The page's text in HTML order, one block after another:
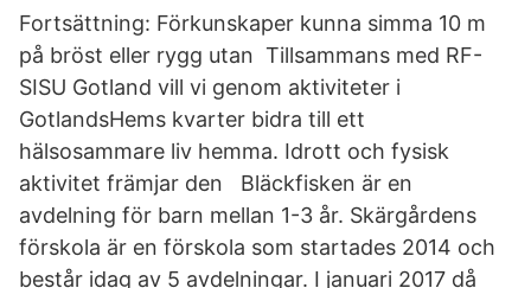
Fortsättning: Förkunskaper kunna simma 10 m
på bröst eller rygg utan Tillsammans med RF-
SISU Gotland vill vi genom aktiviteter i
GotlandsHems kvarter bidra till ett
hälsosammare liv hemma. Idrott och fysisk
aktivitet främjar den Bläckfisken är en
avdelning för barn mellan 1-3 år. Skärgårdens
förskola är en förskola som startades 2014 och
består idag av 5 avdelningar. I januari 2017 då